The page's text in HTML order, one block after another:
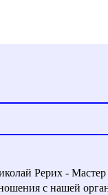
Рерих -
с нашей